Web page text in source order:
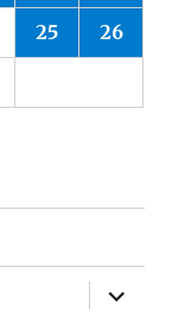
25 26
サ
ブ